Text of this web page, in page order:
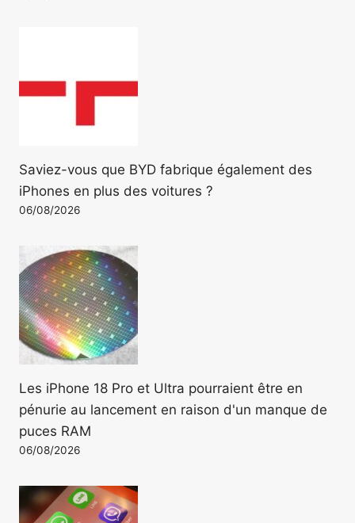
Saviez-vous que BYD fabrique également des
iPhones en plus des voitures ?
06/08/2026
Les iPhone 18 Pro et Ultra pourraient être en
pénurie au lancement en raison d'un manque de
puces RAM
06/08/2026